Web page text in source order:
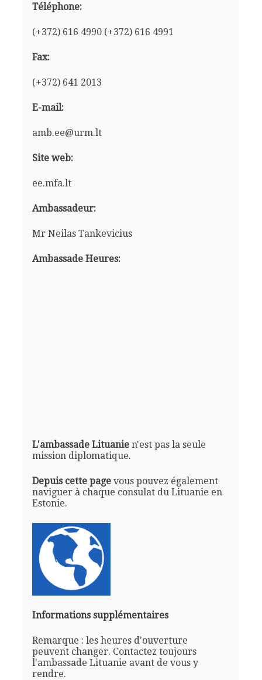
Téléphone:
(+372) 616 4990 (+372) 616 4991
Fax:
(+372) 641 2013
E-mail:
amb.ee@urm.lt
Site web:
ee.mfa.lt
Ambassadeur:
Mr Neilas Tankevicius
Ambassade Heures:
L'ambassade Lituanien'est pas la seule
mission diplomatique.
Depuis cette pagevous pouvez également
naviguer à chaque consulat du Lituanie en
Estonie.
Informations supplémentaires
Remarque : les heures d'ouverture
peuvent changer. Contactez toujours
l'ambassade Lituanie avant de vous y
rendre.